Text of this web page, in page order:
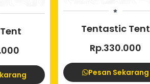
Tentastic Tent
Rp.330.000
Pesan Sekarang